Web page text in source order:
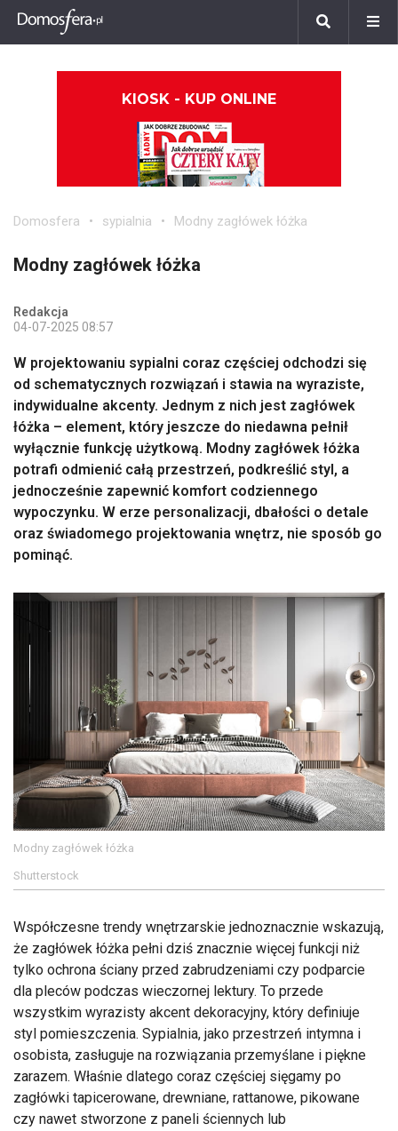
KIOSK - KUP ONLINE
Domosfera sypialnia Modny zagłówek łóżka
Modny zagłówek łóżka
Redakcja
04-07-2025 08:57
W projektowaniu sypialni coraz częściej odchodzi się
od schematycznych rozwiązań i stawia na wyraziste,
indywidualne akcenty. Jednym z nich jest zagłówek
łóżka – element, który jeszcze do niedawna pełnił
wyłącznie funkcję użytkową. Modny zagłówek łóżka
potrafi odmienić całą przestrzeń, podkreślić styl, a
jednocześnie zapewnić komfort codziennego
wypoczynku. W erze personalizacji, dbałości o detale
oraz świadomego projektowania wnętrz, nie sposób go
pominąć.
Modny zagłówek łóżka
Shutterstock
Współczesne trendy wnętrzarskie jednoznacznie wskazują,
że zagłówek łóżka pełni dziś znacznie więcej funkcji niż
tylko ochrona ściany przed zabrudzeniami czy podparcie
dla pleców podczas wieczornej lektury. To przede
wszystkim wyrazisty akcent dekoracyjny, który definiuje
styl pomieszczenia. Sypialnia, jako przestrzeń intymna i
osobista, zasługuje na rozwiązania przemyślane i piękne
zarazem. Właśnie dlatego coraz częściej sięgamy po
zagłówki tapicerowane, drewniane, rattanowe, pikowane
czy nawet stworzone z paneli ściennych lub